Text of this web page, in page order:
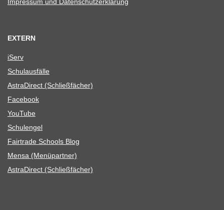
EXTERN
iServ
Schul­aus­fälle
Astra­Di­rect (Schließ­fä­cher)
Face­book
You­Tube
Schul­en­gel
Fair­trade Schools Blog
Mensa (Menü­part­ner)
Astra­Di­rect (Schließ­fä­cher)